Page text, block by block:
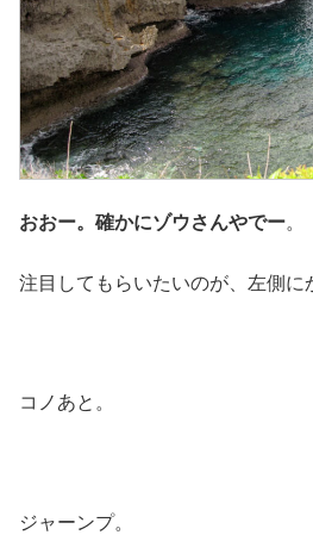
おおー。確かにゾウさんやでー。
注目してもらいたいのが、左側に
コノあと。
ジャーンプ。